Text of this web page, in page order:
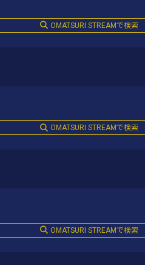
OMATSURI STREAMで検索
OMATSURI STREAMで検索
OMATSURI STREAMで検索